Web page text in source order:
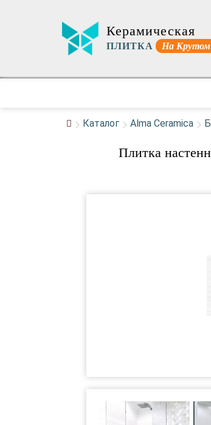
Керамическая
ПЛИТКА На Крутом
Каталог Alma Ceramica
Плитка